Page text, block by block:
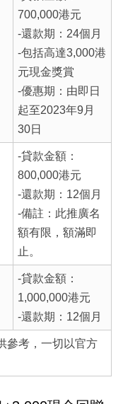
700,000港元
-還款期：24個月
-包括高達3,000港
元現金獎賞
-優惠期：由即日
起至2023年9月
30日
-貸款金額：
800,000港元
-還款期：12個月
-備註：此推廣名
額有限，額滿即
止。
-貸款金額：
1,000,000港元
-還款期：12個月
參考，一切以官方